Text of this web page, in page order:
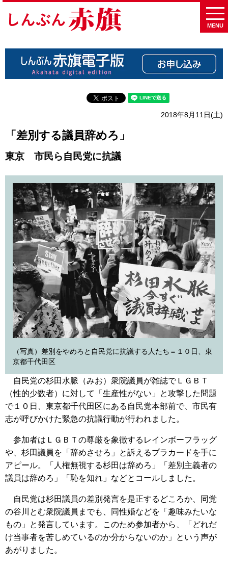
MENU
2018年8月11日(土)
「差別する議員辞めろ」
東京 市民ら自民党に抗議
（写真）差別をやめろと自民党に抗議する人たち＝１０日、東
京都千代田区
自民党の杉田水脈（みお）衆院議員が雑誌でＬＧＢＴ
（性的少数者）に対して「生産性がない」と攻撃した問題
で１０日、東京都千代田区にある自民党本部前で、市民有
志が呼びかけた緊急の抗議行動が行われました。
参加者はＬＧＢＴの尊厳を象徴するレインボーフラッグ
や、杉田議員を「辞めさせろ」と訴えるプラカードを手に
アピール。「人権無視する杉田は辞めろ」「差別主義者の
議員は辞めろ」「恥を知れ」などとコールしました。
自民党は杉田議員の差別発言を是正するどころか、同党
の谷川とむ衆院議員までも、同性婚などを「趣味みたいな
もの」と発言しています。このため参加者から、「どれだ
け当事者を苦しめているのか分からないのか」という声が
あがりました。